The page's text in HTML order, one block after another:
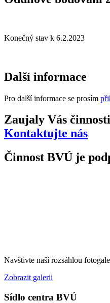
Konečný stav k 6.2.2023
Další informace
Pro další informace se prosím
Zaujaly Vás
Kontaktujte nás
Činnost BVÚ je
Navštivte naší rozsáhlou
Zobrazit galerii
Sídlo centra BVÚ